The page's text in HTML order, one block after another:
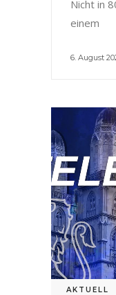
Nicht in
einem
6. August
AKTUELL